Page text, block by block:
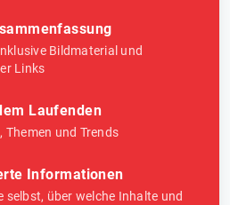
Bildmaterial und
Links
Laufenden
Themen und Trends
Informationen
selbst, über welche Inhalte und